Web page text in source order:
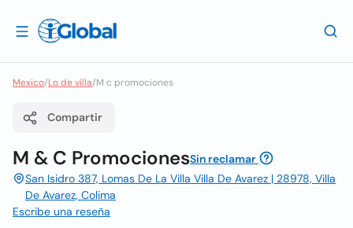
Mexico/Lo de villa/M c promociones
Compartir
M & C PromocionesSin reclamar
San Isidro 387, Lomas De La Villa Villa De Avarez | 28978, Villa
De Avarez, Colima
Escribe una reseña